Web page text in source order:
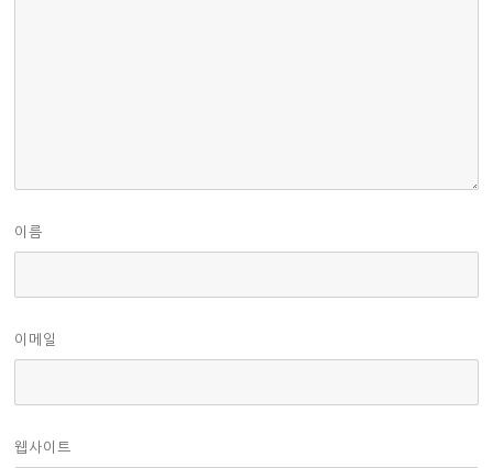
이름
이메일
웹사이트